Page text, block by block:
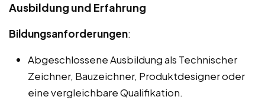
Ausbildung und Erfahrung
Bildungsanforderungen:
Abgeschlossene Ausbildung als Technischer
Zeichner, Bauzeichner, Produktdesigner oder
eine vergleichbare Qualifikation.